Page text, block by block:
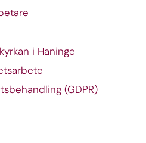
i Haninge
(GDPR)